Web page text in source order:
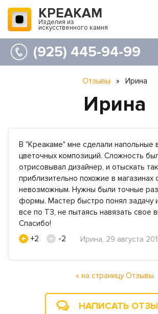
КРЕАКАМ
Изделия из
искусственного камня
(925) 445-94-99
Отзывы » Ирина
Ирина
В "Креакаме" мне сделали напольные
цветочных композиций. Сложность
отрисовывал дизайнер, и отыскать
приблизительно похожие в магазинах
невозможным. Нужны были точные
формы. Мастер быстро понял задачу
все по ТЗ, не пытаясь навязать свое
Спасибо!
+2
-2 Ирина, 29 августа
« на страницу Отзывы
НАПИСАТЬ